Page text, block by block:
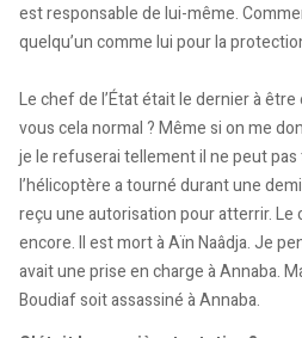
est responsable de lui-même.
quelqu’un comme lui pour la
Le chef de l’État était le dernier à
vous cela normal ? Même si on me
je le refuserai tellement il ne peut pas
l’hélicoptère a tourné durant une
reçu une autorisation pour atterrir.
encore. Il est mort à Aïn Naâdja. Je
avait une prise en charge à Annaba.
Boudiaf soit assassiné à Annaba.